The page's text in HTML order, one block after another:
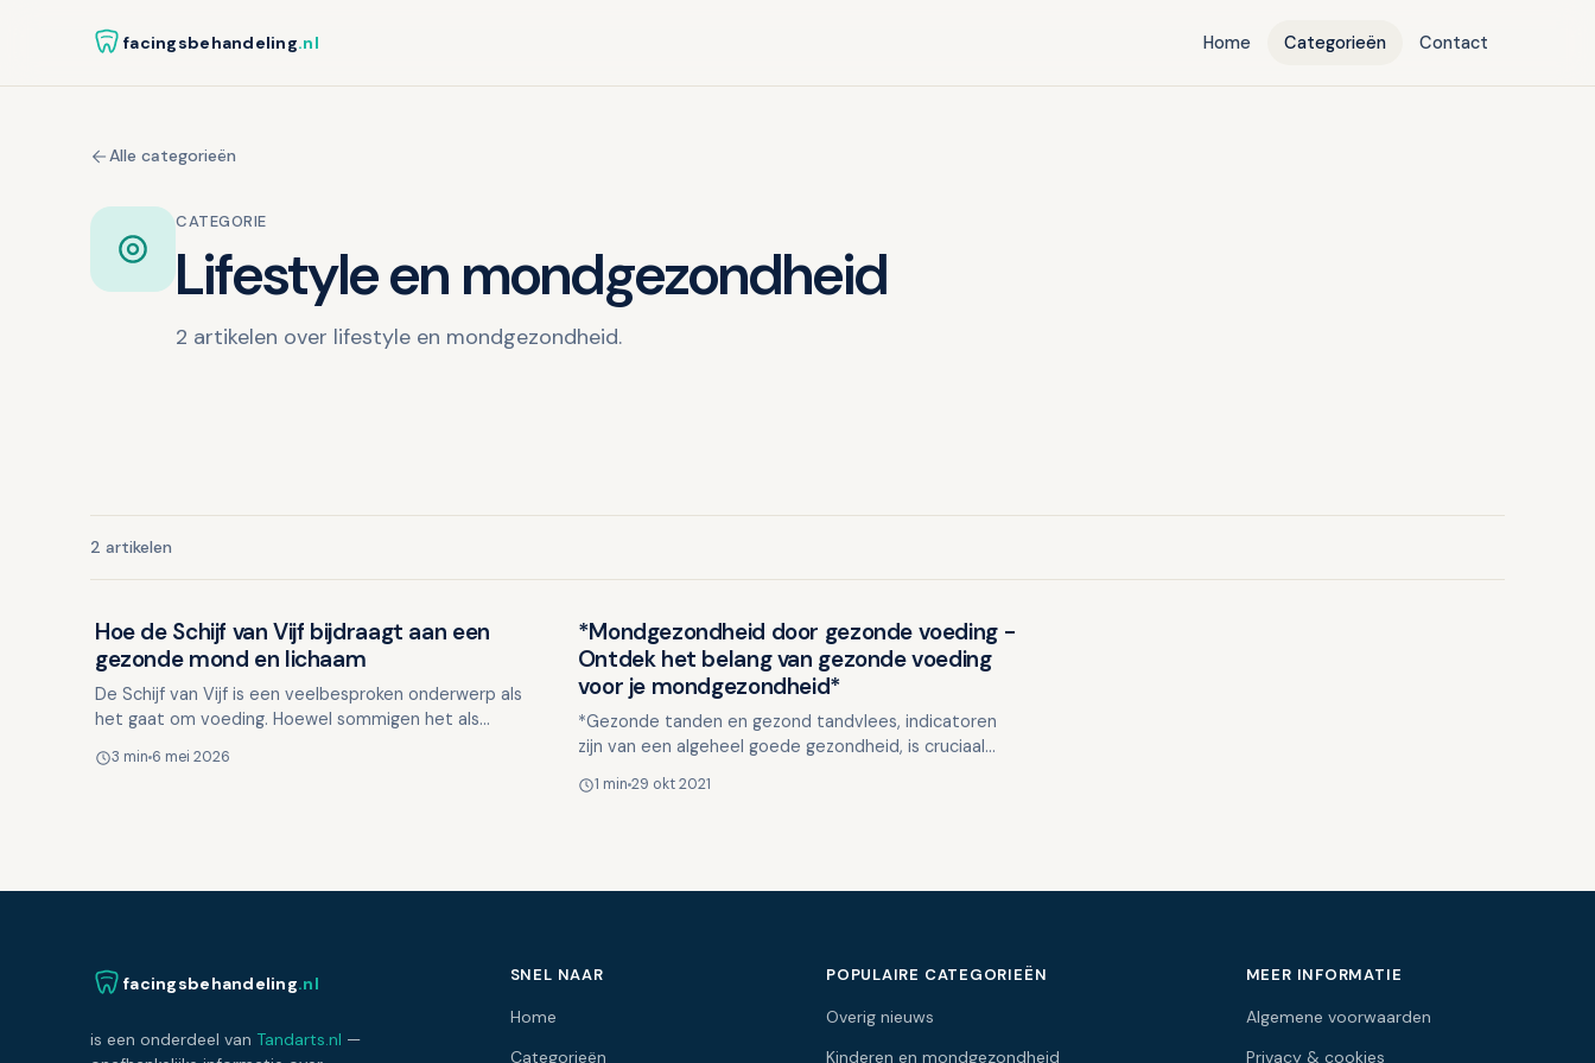
facingsbehandeling.nl Home Categorieën Contact
Alle categorieën
CATEGORIE
Lifestyle en mondgezondheid
2 artikelen over lifestyle en mondgezondheid.
2 artikelen
Lifestyle en mondgezondheid
Hoe de Schijf van Vijf bijdraagt aan een
gezonde mond en lichaam
De Schijf van Vijf is een veelbesproken onderwerp als
het gaat om voeding. Hoewel sommigen het als
uitnodigi…
3 min 6 mei 2026
Lifestyle en mondgezondheid
*Mondgezondheid door gezonde voeding -
Ontdek het belang van gezonde voeding
voor je mondgezondheid*
*Gezonde tanden en gezond tandvlees, indicatoren
zijn van een algeheel goede gezondheid, is cruciaal
gezond eet…
1 min 29 okt 2021
facingsbehandeling.nl
is een onderdeel van Tandarts.nl —
SNEL NAAR
Home
Categorieën
POPULAIRE CATEGORIEËN
Overig nieuws
Kinderen en mondgezondheid
MEER INFORMATIE
Algemene voorwaarden
Privacy & cookies